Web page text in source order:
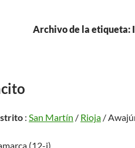
Archivo de la etiqueta:
: San Martín / Rioja /
(12-i)